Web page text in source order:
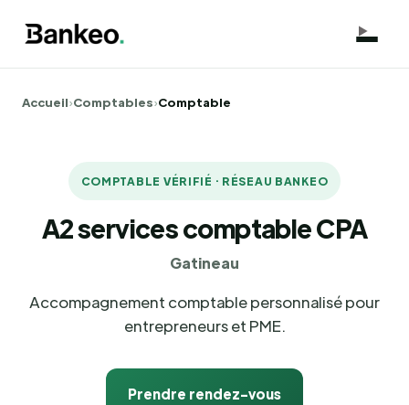
Accueil›Comptables›Comptable
COMPTABLE VÉRIFIÉ · RÉSEAU BANKEO
A2 services comptable CPA
Gatineau
Accompagnement comptable personnalisé pour
entrepreneurs et PME.
Prendre rendez-vous